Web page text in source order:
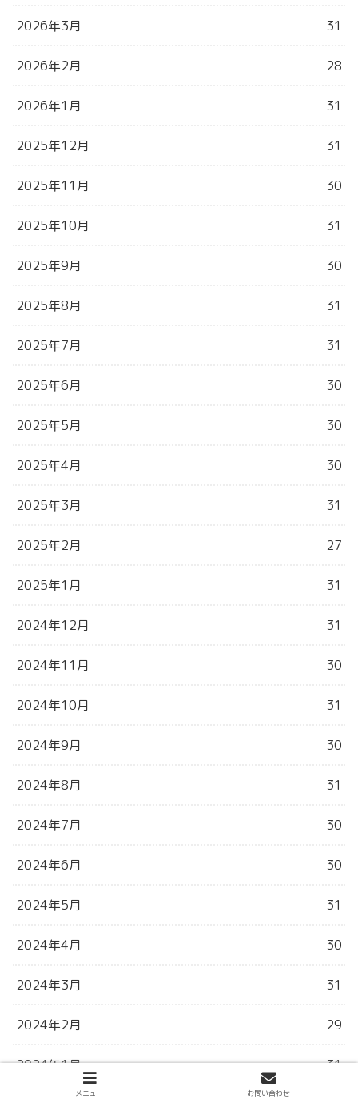
2026年3月 31
2026年2月 28
2026年1月 31
2025年12月 31
2025年11月 30
2025年10月 31
2025年9月 30
2025年8月 31
2025年7月 31
2025年6月 30
2025年5月 30
2025年4月 30
2025年3月 31
2025年2月 27
2025年1月 31
2024年12月 31
2024年11月 30
2024年10月 31
2024年9月 30
2024年8月 31
2024年7月 30
2024年6月 30
2024年5月 31
2024年4月 30
2024年3月 31
2024年2月 29
2024年1月 31
メニュー お問い合わせ